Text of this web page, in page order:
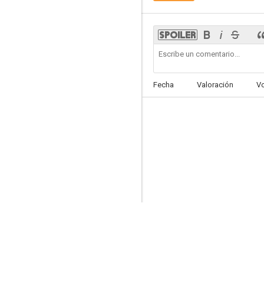
Fecha Valoración